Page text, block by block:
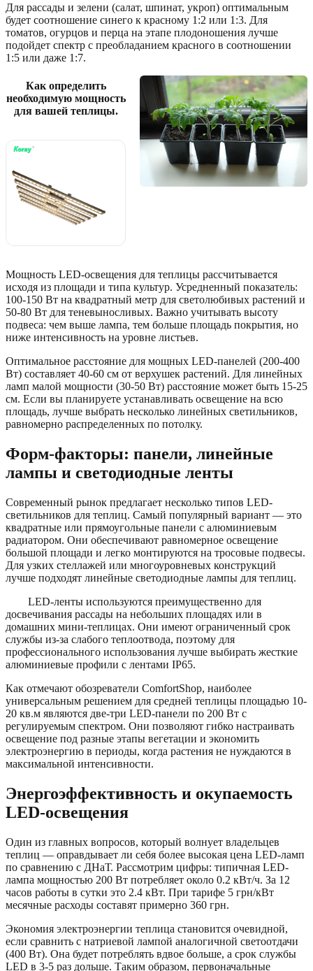
Для рассады и зелени (салат, шпинат, укроп) оптимальным
будет соотношение синего к красному 1:2 или 1:3. Для
томатов, огурцов и перца на этапе плодоношения лучше
подойдет спектр с преобладанием красного в соотношении
1:5 или даже 1:7.
Как определить
необходимую мощность
для вашей теплицы.
🔥 Також
рекомендуємо
Посмотреть
Мощность LED-освещения для теплицы рассчитывается
исходя из площади и типа культур. Усредненный показатель:
100-150 Вт на квадратный метр для светолюбивых растений и
50-80 Вт для теневыносливых. Важно учитывать высоту
подвеса: чем выше лампа, тем больше площадь покрытия, но
ниже интенсивность на уровне листьев.
Оптимальное расстояние для мощных LED-панелей (200-400
Вт) составляет 40-60 см от верхушек растений. Для линейных
ламп малой мощности (30-50 Вт) расстояние может быть 15-25
см. Если вы планируете устанавливать освещение на всю
площадь, лучше выбрать несколько линейных светильников,
равномерно распределенных по потолку.
Форм-факторы: панели, линейные
лампы и светодиодные ленты
Современный рынок предлагает несколько типов LED-
светильников для теплиц. Самый популярный вариант — это
квадратные или прямоугольные панели с алюминиевым
радиатором. Они обеспечивают равномерное освещение
большой площади и легко монтируются на тросовые подвесы.
Для узких стеллажей или многоуровневых конструкций
лучше подходят линейные светодиодные лампы для теплиц.
LED-ленты используются преимущественно для
досвечивания рассады на небольших площадях или в
домашних мини-теплицах. Они имеют ограниченный срок
службы из-за слабого теплоотвода, поэтому для
профессионального использования лучше выбирать жесткие
алюминиевые профили с лентами IP65.
Как отмечают обозреватели ComfortShop, наиболее
универсальным решением для средней теплицы площадью 10-
20 кв.м являются две-три LED-панели по 200 Вт с
регулируемым спектром. Они позволяют гибко настраивать
освещение под разные этапы вегетации и экономить
электроэнергию в периоды, когда растения не нуждаются в
максимальной интенсивности.
Энергоэффективность и окупаемость
LED-освещения
Один из главных вопросов, который волнует владельцев
теплиц — оправдывает ли себя более высокая цена LED-ламп
по сравнению с ДНаТ. Рассмотрим цифры: типичная LED-
лампа мощностью 200 Вт потребляет около 0.2 кВт/ч. За 12
часов работы в сутки это 2.4 кВт. При тарифе 5 грн/кВт
месячные расходы составят примерно 360 грн.
Экономия электроэнергии теплица становится очевидной,
если сравнить с натриевой лампой аналогичной светоотдачи
(400 Вт). Она будет потреблять вдвое больше, а срок службы
LED в 3-5 раз дольше. Таким образом, первоначальные